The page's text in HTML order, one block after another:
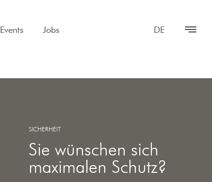
Events Jobs DE
SICHERHEIT
Sie wünschen sich
maximalen Schutz?